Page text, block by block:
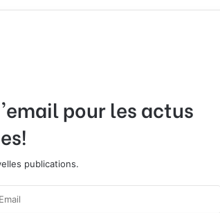
pour les actus
publications.